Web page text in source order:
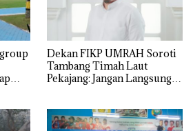
Dekan FIKP UMRAH Soroti
Tambang Timah Laut
Pekajang: Jangan Langsung
Lingkungannya